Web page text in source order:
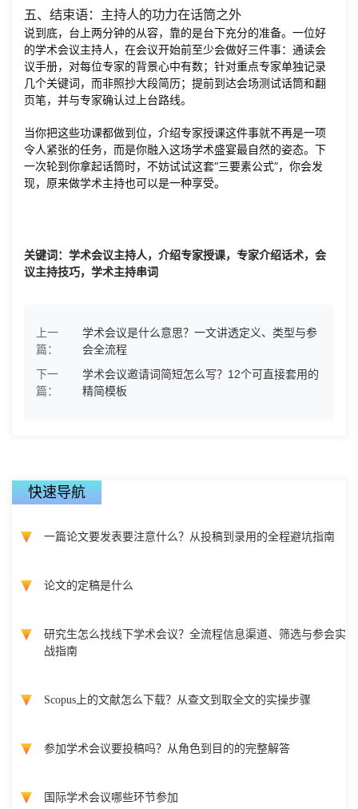
五、结束语：主持人的功力在话筒之外
说到底，台上两分钟的从容，靠的是台下充分的准备。一位好
的学术会议主持人，在会议开始前至少会做好三件事：通读会
议手册，对每位专家的背景心中有数；针对重点专家单独记录
几个关键词，而非照抄大段简历；提前到达会场测试话筒和翻
页笔，并与专家确认过上台路线。
当你把这些功课都做到位，介绍专家授课这件事就不再是一项
令人紧张的任务，而是你融入这场学术盛宴最自然的姿态。下
一次轮到你拿起话筒时，不妨试试这套“三要素公式”，你会发
现，原来做学术主持也可以是一种享受。
关键词：学术会议主持人，介绍专家授课，专家介绍话术，会
议主持技巧，学术主持串词
上一
篇：
学术会议是什么意思？一文讲透定义、类型与参
会全流程
下一
篇：
学术会议邀请词简短怎么写？12个可直接套用的
精简模板
快速导航
一篇论文要发表要注意什么？从投稿到录用的全程避坑指南
论文的定稿是什么
研究生怎么找线下学术会议？全流程信息渠道、筛选与参会实
战指南
Scopus上的文献怎么下载？从查文到取全文的实操步骤
参加学术会议要投稿吗？从角色到目的的完整解答
国际学术会议哪些环节参加